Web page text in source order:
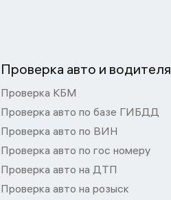
Проверка авто и водителя
Проверка КБМ
Проверка авто по базе ГИБДД
Проверка авто по ВИН
Проверка авто по гос номеру
Проверка авто на ДТП
Проверка авто на розыск